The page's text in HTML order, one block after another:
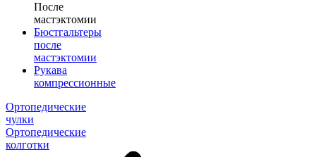
После
мастэктомии
Бюстгальтеры
после
мастэктомии
Рукава
компрессионные
Ортопедические
чулки
Ортопедические
колготки